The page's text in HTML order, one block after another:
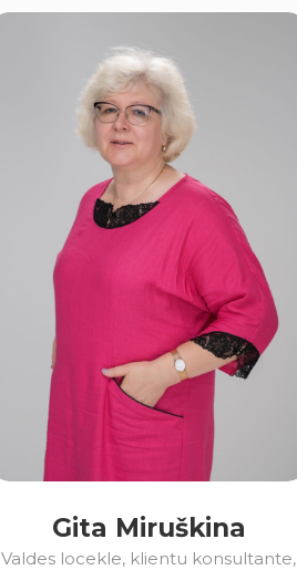
Gita Miruškina
Valdes locekle, klientu konsultante,